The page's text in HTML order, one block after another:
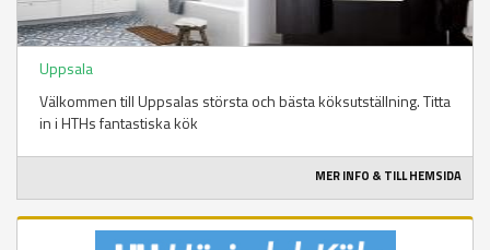
Uppsala
Välkommen till Uppsalas största och bästa köksutställning. Titta
in i HTHs fantastiska kök
MER INFO & TILL HEMSIDA